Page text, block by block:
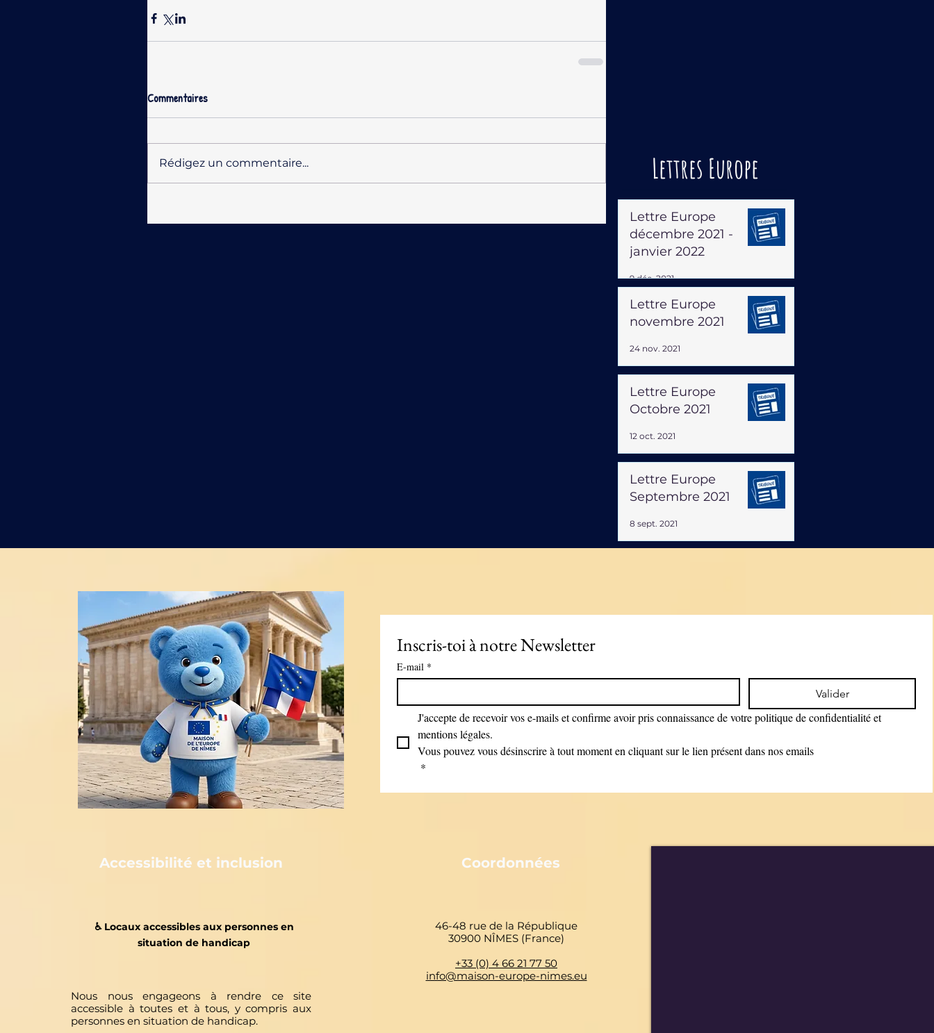
Commentaires
Rédigez un commentaire... Lettres Europe
Lettre Europe
décembre 2021 -
janvier 2022
9 déc. 2021
Lettre Europe
novembre 2021
24 nov. 2021
Lettre Europe
Octobre 2021
12 oct. 2021
Lettre Europe
Septembre 2021
8 sept. 2021
Accessibilité et inclusion
♿️ Locaux accessibles aux personnes en
situation de handicap
Nous nous engageons à rendre ce site
accessible à toutes et à tous, y compris aux
personnes en situation de handicap.
Inscris-toi à notre Newsletter
E-mail *
Valider
J'accepte de recevoir vos e-mails et confirme avoir pris connaissance de votre politique de confidentialité et
mentions légales.
Vous pouvez vous désinscrire à tout moment en cliquant sur le lien présent dans nos emails
*
Coordonnées
46-48 rue de la République
30900 NÎMES (France)
+33 (0) 4 66 21 77 50
info@maison-europe-nimes.eu